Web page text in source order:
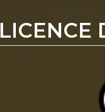
LICENCE